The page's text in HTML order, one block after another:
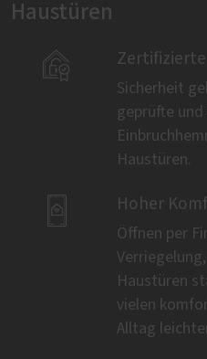
Haustüren

Sicherheit
geprüfte
Haustüren.
 Hoher
Öffnen per
Haustüren
vielen
Alltag